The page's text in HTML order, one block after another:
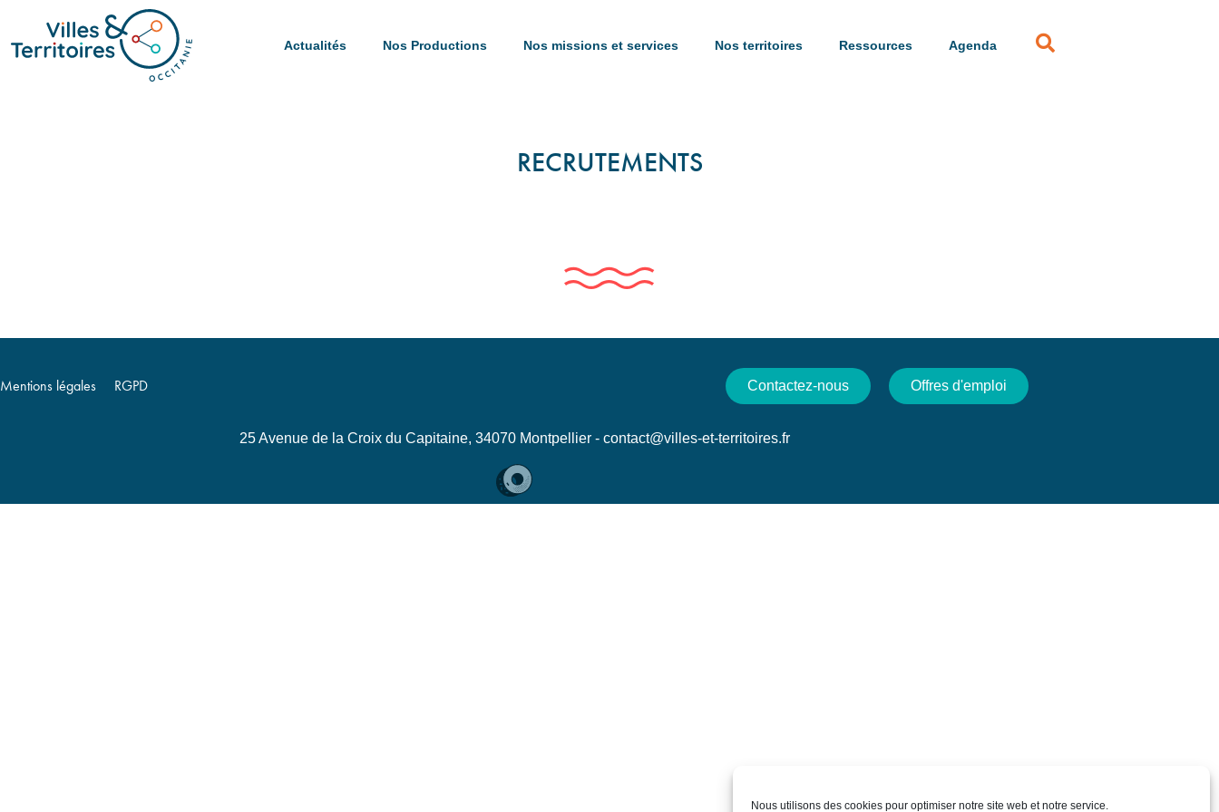
Nous utilisons des cookies pour optimiser notre site web et notre service.
Actualités Nos Productions Nos missions et services Nos territoires Ressources Agenda
RECRUTEMENTS
Mentions légales RGPD Contactez-nous Offres d'emploi
25 Avenue de la Croix du Capitaine, 34070 Montpellier - contact@villes-et-territoires.fr